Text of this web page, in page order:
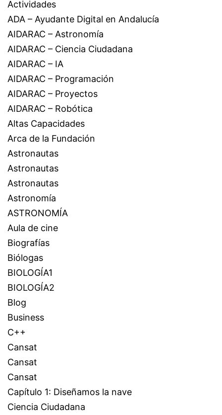
Actividades
ADA – Ayudante Digital en Andalucía
AIDARAC – Astronomía
AIDARAC – Ciencia Ciudadana
AIDARAC – IA
AIDARAC – Programación
AIDARAC – Proyectos
AIDARAC – Robótica
Altas Capacidades
Arca de la Fundación
Astronautas
Astronautas
Astronautas
Astronomía
ASTRONOMÍA
Aula de cine
Biografías
Biólogas
BIOLOGÍA1
BIOLOGÍA2
Blog
Business
C++
Cansat
Cansat
Cansat
Capítulo 1: Diseñamos la nave
Ciencia Ciudadana